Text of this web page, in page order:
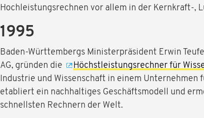
Hochleistungsrechnen vor allem in der Kernkraft-,
1995
Baden-Württembergs Ministerpräsident Erwin
AG, gründen die
Höchstleistungsrechner für
Industrie und Wissenschaft in einem
etabliert ein nachhaltiges Geschäftsmodell und
schnellsten Rechnern der Welt.